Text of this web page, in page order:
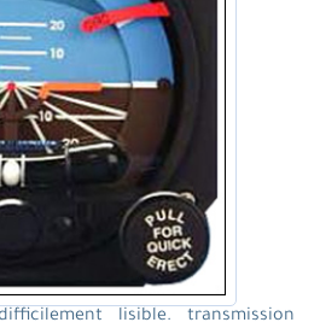
lisible. transmission